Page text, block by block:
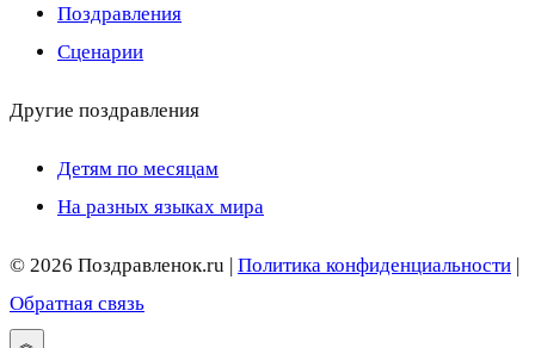
Поздравления
Сценарии
Другие поздравления
Детям по месяцам
На разных языках мира
© 2026 Поздравленок.ru | Политика конфиденциальности |
Обратная связь